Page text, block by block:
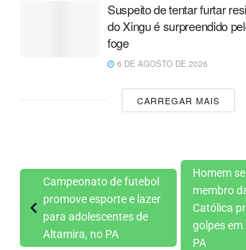
Suspeito de tentar furtar
do Xingu é surpreendido
foge
6 DE AGOSTO DE 2026
CARREGAR MAIS
Campeonato de futebol
promove esporte e lazer
para adolescentes de
Altamira, no PA
Homem
membro
Católica
golpes
PA